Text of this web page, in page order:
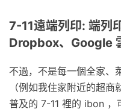
7-11遠端列印: 端列
Dropbox、Google
不過，不是每一個全家、
（例如我住家附近的超
普及的 7-11 裡的 ibon ，